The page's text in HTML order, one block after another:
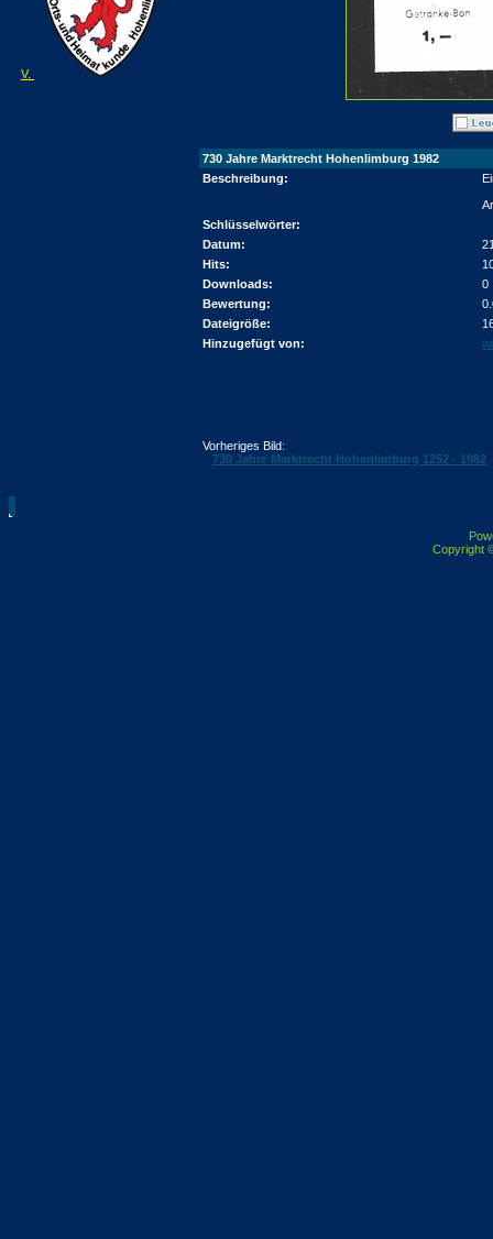
V.
730 Jahre Marktrecht Hohenlimburg 1982
Beschreibung:
Schlüsselwörter:
Datum:
Hits:
Downloads:
0
Bewertung:
Dateigröße:
Hinzugefügt von:
Vorheriges Bild:
730 Jahre Marktrecht Hohenlimburg 1252 - 1982
Copyright